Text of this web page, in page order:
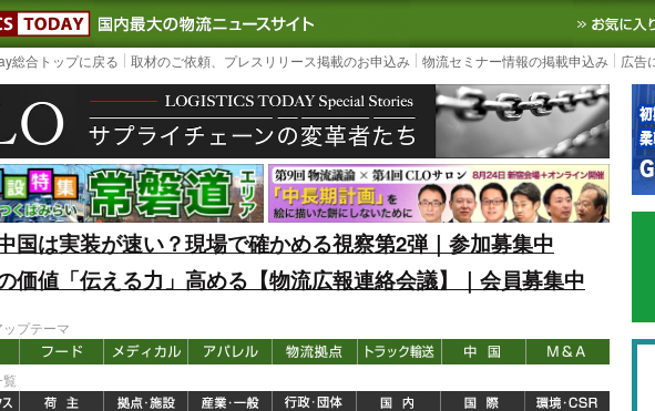
LOGISTICS TODAY｜国内最大の物流ニュースサイト3PL, SCMなど国内外の最新
総合トップに戻る 取材のご依頼、プレスリリース掲載のお申込み 物流セミナー情報の掲載申込み 広告
国は実装が速い？現場で確かめる視察第2弾｜参加募集中
価値「伝える力」高める【物流広報連絡会議】｜会員募集中
ップテーマ